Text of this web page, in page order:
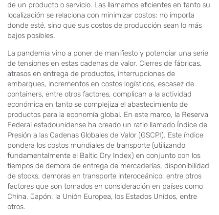
de un producto o servicio. Las llamamos eficientes en tanto su
localización se relaciona con minimizar costos: no importa
donde esté, sino que sus costos de producción sean lo más
bajos posibles.
La pandemia vino a poner de manifiesto y potenciar una serie
de tensiones en estas cadenas de valor. Cierres de fábricas,
atrasos en entrega de productos, interrupciones de
embarques, incrementos en costos logísticos, escasez de
containers, entre otros factores, complican a la actividad
económica en tanto se complejiza el abastecimiento de
productos para la economía global. En este marco, la Reserva
Federal estadounidense ha creado un ratio llamado Índice de
Presión a las Cadenas Globales de Valor (GSCPI). Este índice
pondera los costos mundiales de transporte (utilizando
fundamentalmente el Baltic Dry Index) en conjunto con los
tiempos de demora de entrega de mercaderías, disponibilidad
de stocks, demoras en transporte interoceánico, entre otros
factores que son tomados en consideración en países como
China, Japón, la Unión Europea, los Estados Unidos, entre
otros.